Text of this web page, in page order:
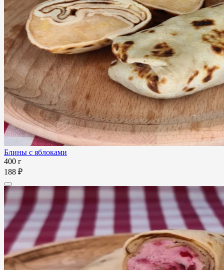
Блины с яблоками
400 г
188 ₽